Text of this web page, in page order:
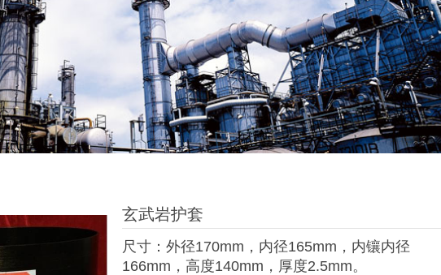
玄武岩护套
尺寸：外径170mm，内径165mm，内镶内径
166mm，高度140mm，厚度2.5mm。